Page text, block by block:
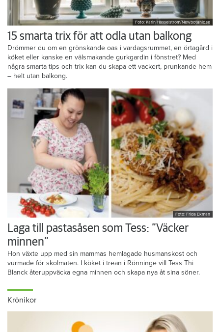
Foto: Karin Hasselström/Newbotanic.se
15 smarta trix för att odla utan balkong
Drömmer du om en grönskande oas i vardagsrummet, en örtagård i
köket eller kanske en välsmakande gurkgardin i fönstret? Med
några smarta tips och trix kan du skapa ett vackert, prunkande hem
– helt utan balkong.
Foto: Frida Ekman
Laga till pastasåsen som Tess: ”Väcker
minnen”
Hon växte upp med sin mammas hemlagade husmanskost och
vurmade för skolmaten. I köket i trean i Rönninge vill Tess Thi
Blanck återuppväcka egna minnen och skapa nya åt sina söner.
Krönikor